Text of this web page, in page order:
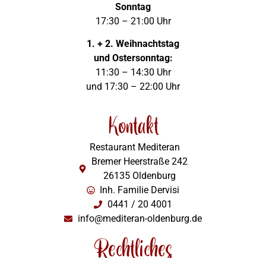
Sonntag
17:30 – 21:00 Uhr
1. + 2. Weihnachtstag
und Ostersonntag:
11:30 – 14:30 Uhr
und 17:30 – 22:00 Uhr
Kontakt
Restaurant Mediteran
Bremer Heerstraße 242
26135 Oldenburg
Inh. Familie Dervisi
0441 / 20 4001
info@mediteran-oldenburg.de
Rechtliches